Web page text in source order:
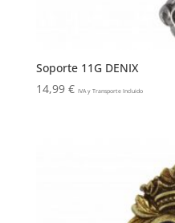
Soporte 11G DENIX
14,99 € IVA y Transporte Incluido